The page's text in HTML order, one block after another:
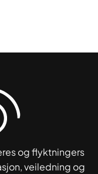
og flyktningers
veiledning og